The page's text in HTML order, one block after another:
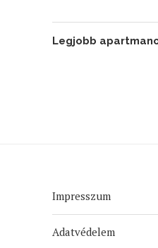
Legjobb
Impresszum
Adatvédelem